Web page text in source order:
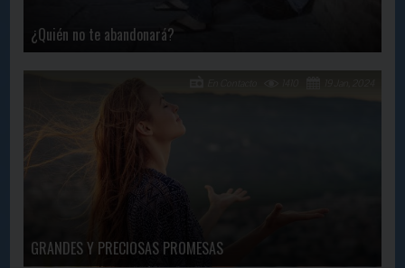
¿Quién no te abandonará?
GRANDES Y PRECIOSAS PROMESAS